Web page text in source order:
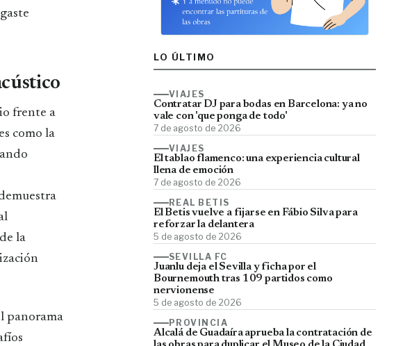
frente a
como la
la
panorama
LO ÚLTIMO
VIAJES
Contratar DJ para bodas en Barcelona: ya no
vale con 'que ponga de todo'
7 de agosto de 2026
VIAJES
El tablao flamenco: una experiencia cultural
llena de emoción
7 de agosto de 2026
REAL BETIS
El Betis vuelve a fijarse en Fábio Silva para
reforzar la delantera
5 de agosto de 2026
SEVILLA FC
Juanlu deja el Sevilla y ficha por el
Bournemouth tras 109 partidos como
nervionense
5 de agosto de 2026
PROVINCIA
Alcalá de Guadaíra aprueba la contratación de